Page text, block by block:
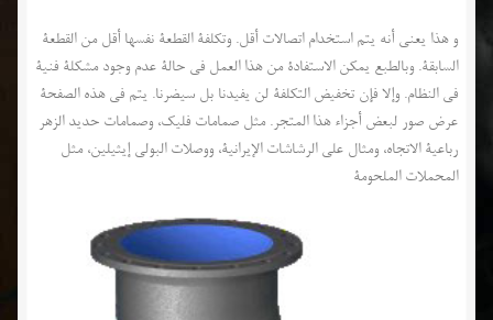
و هذا يعني أنه يتم استخدام اتصالات أقل. وتكلفة القطعة نفسها أقل من القطعة
السابقة. وبالطبع يمكن الاستفادة من هذا العمل في حالة عدم وجود مشكلة فنية
في النظام. وإلا فإن تخفيض التكلفة لن يفيدنا بل سيضرنا. يتم في هذه الصفحة
عرض صور لبعض أجزاء هذا المتجر. مثل صمامات فليك، وصمامات حديد الزهر
رباعية الاتجاه، ومثال على الرشاشات الإيرانية، ووصلات البولي إيثيلين، مثل
المحملات الملحومة